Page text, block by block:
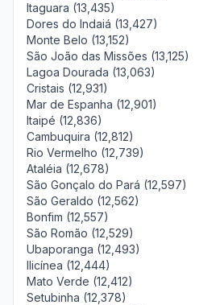
Itaguara (13,435)
Dores do Indaiá (13,427)
Monte Belo (13,152)
São João das Missões (13,125)
Lagoa Dourada (13,063)
Cristais (12,931)
Mar de Espanha (12,901)
Itaipé (12,836)
Cambuquira (12,812)
Rio Vermelho (12,739)
Ataléia (12,678)
São Gonçalo do Pará (12,597)
São Geraldo (12,562)
Bonfim (12,557)
São Romão (12,529)
Ubaporanga (12,493)
Ilicínea (12,444)
Mato Verde (12,412)
Setubinha (12,378)